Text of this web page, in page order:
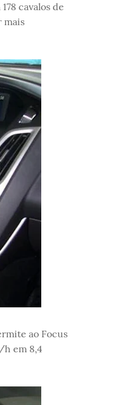
cavalos de
mais
ao Focus
h em 8,4